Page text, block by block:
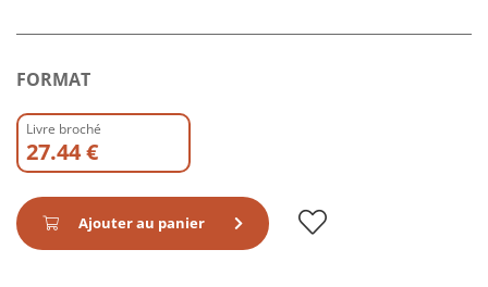
FORMAT
Livre broché
27.44 €
Ajouter au panier